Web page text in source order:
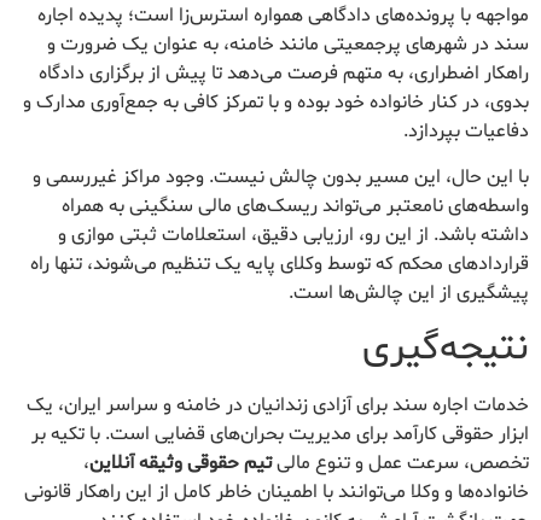
مواجهه با پرونده‌های دادگاهی همواره استرس‌زا است؛ پدیده اجاره
سند در شهرهای پرجمعیتی مانند خامنه، به عنوان یک ضرورت و
راهکار اضطراری، به متهم فرصت می‌دهد تا پیش از برگزاری دادگاه
بدوی، در کنار خانواده خود بوده و با تمرکز کافی به جمع‌آوری مدارک و
دفاعیات بپردازد.
با این حال، این مسیر بدون چالش نیست. وجود مراکز غیررسمی و
واسطه‌های نامعتبر می‌تواند ریسک‌های مالی سنگینی به همراه
داشته باشد. از این رو، ارزیابی دقیق، استعلامات ثبتی موازی و
قراردادهای محکم که توسط وکلای پایه یک تنظیم می‌شوند، تنها راه
پیشگیری از این چالش‌ها است.
نتیجه‌گیری
خدمات اجاره سند برای آزادی زندانیان در خامنه و سراسر ایران، یک
ابزار حقوقی کارآمد برای مدیریت بحران‌های قضایی است. با تکیه بر
تخصص، سرعت عمل و تنوع مالیتیم حقوقی وثیقه آنلاین،
خانواده‌ها و وکلا می‌توانند با اطمینان خاطر کامل از این راهکار قانونی